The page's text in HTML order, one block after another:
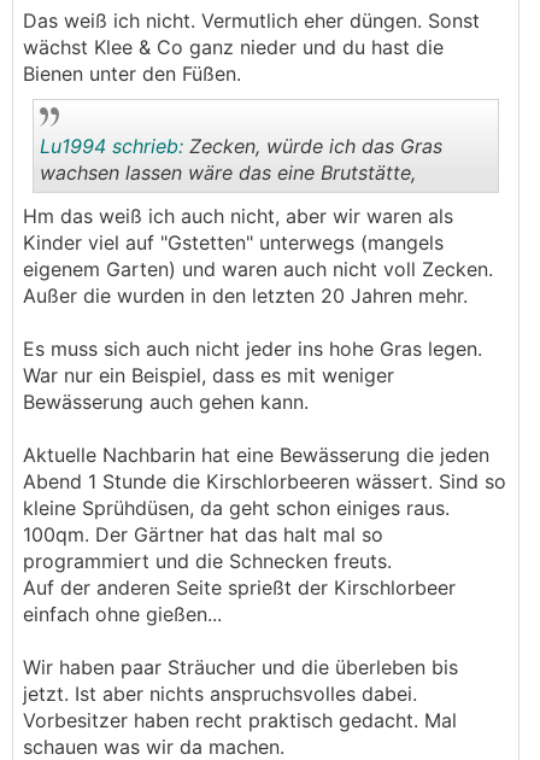
waren überrascht. Die Wege haben den Garten
mehr strukturiert und sah irgendwie schöner aus.
Gießen war nicht mehr nötig und das
regelmäßige mähen fiel auch weg.
Nach dem mähen war dann allerdings alles für
eine Woche braun. Da wurde gegossen und
wurde wieder grün.
Gescheitert ist das ganze an dem einen
Pensionistenpaar. Sie wollte grüne Wiese. Er hat
schon immer jeden morgen gegossen und alle
paar Wochen gemäht...
Es muss sich noch einiges in so manchem Kopf
ändern und das Lebensmittel Wasser ist zu billig.
..
Das weiß ich nicht. Vermutlich eher düngen. Sonst
wächst Klee & Co ganz nieder und du hast die
Bienen unter den Füßen.
..
Lu1994 schrieb: Zecken, würde ich das Gras
wachsen lassen wäre das eine Brutstätte,
Hm das weiß ich auch nicht, aber wir waren als
Kinder viel auf "Gstetten" unterwegs (mangels
eigenem Garten) und waren auch nicht voll Zecken.
Außer die wurden in den letzten 20 Jahren mehr.
Es muss sich auch nicht jeder ins hohe Gras legen.
War nur ein Beispiel, dass es mit weniger
Bewässerung auch gehen kann.
Aktuelle Nachbarin hat eine Bewässerung die jeden
Abend 1 Stunde die Kirschlorbeeren wässert. Sind so
kleine Sprühdüsen, da geht schon einiges raus.
100qm. Der Gärtner hat das halt mal so
programmiert und die Schnecken freuts.
Auf der anderen Seite sprießt der Kirschlorbeer
einfach ohne gießen...
Wir haben paar Sträucher und die überleben bis
jetzt. Ist aber nichts anspruchsvolles dabei.
Vorbesitzer haben recht praktisch gedacht. Mal
schauen was wir da machen.